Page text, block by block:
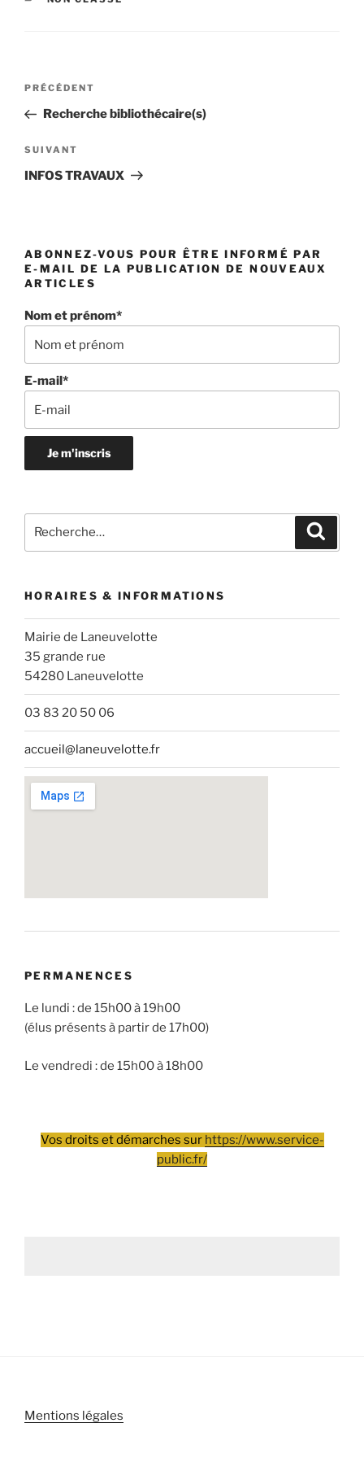
Navigation
l’article
Article
précédent
PRÉCÉDENT
Recherche bibliothécaire(s)
Article
suivant
SUIVANT
INFOS TRAVAUX
ABONNEZ-VOUS POUR ÊTRE INFORMÉ PAR
E-MAIL DE LA PUBLICATION DE NOUVEAUX
ARTICLES
Nom et prénom*
E-mail*
pour
HORAIRES & INFORMATIONS
Mairie de Laneuvelotte
35 grande rue
54280 Laneuvelotte
03 83 20 50 06
accueil@laneuvelotte.fr
PERMANENCES
Le lundi : de 15h00 à 19h00
(élus présents à partir de 17h00)
Le vendredi : de 15h00 à 18h00
Vos droits et démarches sur https://www.service-
public.fr/
Mentions légales